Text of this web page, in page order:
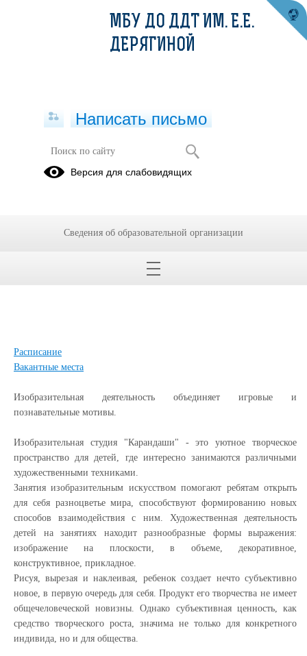
"КАРАНДАШИ" - изостудия
Елизавета Александровна
Расписание
Вакантные места
Изобразительная деятельность объединяет игровые и
познавательные мотивы.
Изобразительная студия "Карандаши" - это уютное творческое
пространство для детей, где интересно занимаются различными
художественными техниками.
Занятия изобразительным искусством помогают ребятам открыть
для себя разноцветье мира, способствуют формированию новых
способов взаимодействия с ним. Художественная деятельность
детей на занятиях находит разнообразные формы выражения:
изображение на плоскости, в объеме, декоративное,
конструктивное, прикладное.
Рисуя, вырезая и наклеивая, ребенок создает нечто субъективно
новое, в первую очередь для себя. Продукт его творчества не имеет
общечеловеческой новизны. Однако субъективная ценность, как
средство творческого роста, значима не только для конкретного
индивида, но и для общества.
МБУ ДО ДДТ ИМ. Е.Е.
ДЕРЯГИНОЙ
Написать письмо
Версия для слабовидящих
Сведения об образовательной организации